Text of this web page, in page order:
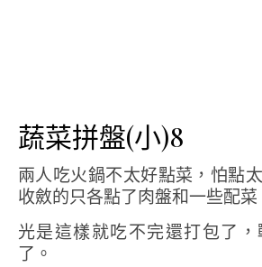
蔬菜拼盤(小)8
兩人吃火鍋不太好點菜，怕點
收斂的只各點了肉盤和一些配菜
光是這樣就吃不完還打包了
了。